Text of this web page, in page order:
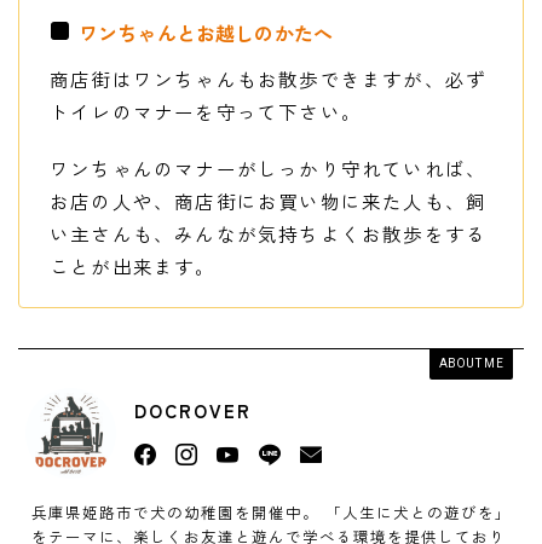
ワンちゃんとお越しのかたへ
商店街はワンちゃんもお散歩できますが、必ず
トイレのマナーを守って下さい。
ワンちゃんのマナーがしっかり守れていれば、
お店の人や、商店街にお買い物に来た人も、飼
い主さんも、みんなが気持ちよくお散歩をする
ことが出来ます。
ABOUT ME
DOCROVER
兵庫県姫路市で犬の幼稚園を開催中。 「人生に犬との遊びを」
をテーマに、楽しくお友達と遊んで学べる環境を提供しており